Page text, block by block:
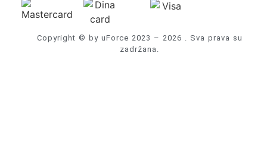
Copyright © by uForce 2023 – 2026 . Sva prava su
zadržana.